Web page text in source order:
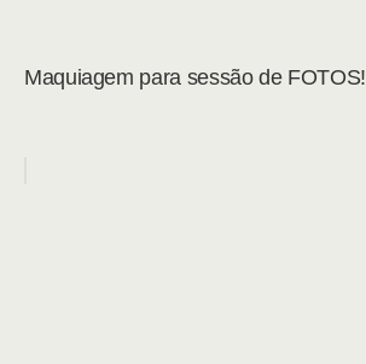
Maquiagem para sessão de FOTOS!